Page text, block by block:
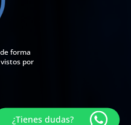
forma
por
¿Tienes dudas?